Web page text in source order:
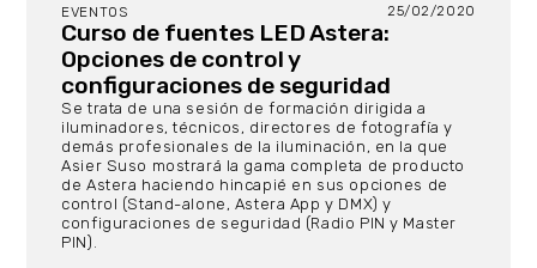
EVENTOS 25/02/2020
Curso de fuentes LED Astera:
Opciones de control y
configuraciones de seguridad
Se trata de una sesión de formación dirigida a
iluminadores, técnicos, directores de fotografía y
demás profesionales de la iluminación, en la que
Asier Suso mostrará la gama completa de producto
de Astera haciendo hincapié en sus opciones de
control (Stand-alone, Astera App y DMX) y
configuraciones de seguridad (Radio PIN y Master
PIN).